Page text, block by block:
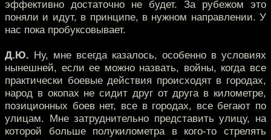
эффективно достаточно не будет. За рубежом это
поняли и идут, в принципе, в нужном направлении. У
нас пока пробуксовывает.
Д.Ю. Ну, мне всегда казалось, особенно в условиях
нынешней, если ее можно назвать, войны, когда все
практически боевые действия происходят в городах,
народ в окопах не сидит друг от друга в километре,
позиционных боев нет, все в городах, все бегают по
улицам. Мне затруднительно представить улицу, на
которой больше полукилометра в кого-то стрелять